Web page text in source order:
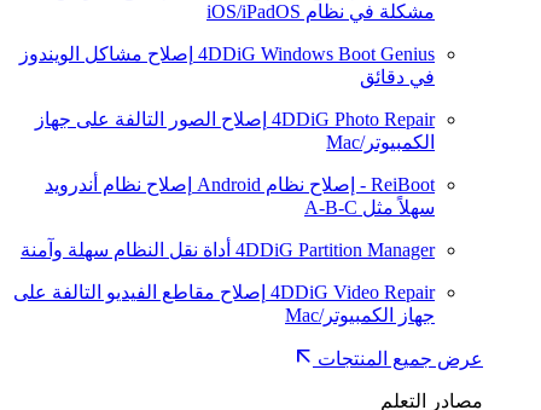
مشكلة في نظام iOS/iPadOS
4DDiG Windows Boot Genius إصلاح مشاكل الويندوز
في دقائق
4DDiG Photo Repair إصلاح الصور التالفة على جهاز
الكمبيوتر/Mac
ReiBoot - إصلاح نظام Android
إصلاح نظام أندرويد
سهلاً مثل A-B-C
4DDiG Partition Manager أداة نقل النظام سهلة وآمنة
4DDiG Video Repair إصلاح مقاطع الفيديو التالفة على
جهاز الكمبيوتر/Mac
عرض جميع المنتجات
مصادر التعلم